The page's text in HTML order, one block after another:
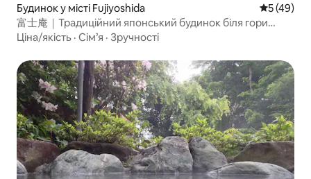
Будинок у місті Fujiyoshida Середня
5 (49)
富士庵｜Традиційний японський будинок біля гори
Фудзі 101 кв. м
Ціна/якість · Сім’я · Зручності